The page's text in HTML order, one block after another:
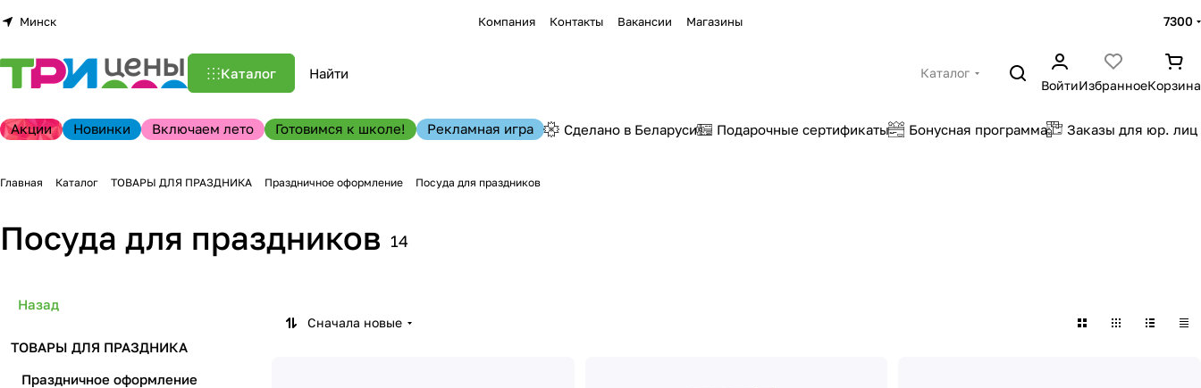
Минск Компания Контакты Вакансии Магазины 7300
Каталог
Каталог
ВойтиИзбранноеКорзина
Акции Новинки Включаем лето Готовимся к школе! Рекламная игра Сделано в Беларуси Подарочные сертификаты Бонусная программа Заказы для юр. лиц
Главная Каталог ТОВАРЫ ДЛЯ ПРАЗДНИКА Праздничное оформление Посуда для праздников
Посуда для праздников 14
Сначала новые
Назад
ТОВАРЫ ДЛЯ ПРАЗДНИКА
Праздничное оформление